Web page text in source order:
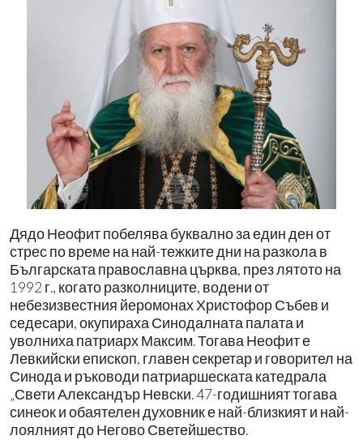
Дядо Неофит побелява буквално за един ден от
стрес по време на най-тежките дни на разкола в
Българската православна църква, през лятото на
1992 г., когато разколниците, водени от
небезизвестния йеромонах Христофор Събев и
седесари, окупираха Синодалната палата и
уволниха патриарх Максим. Тогава Неофит е
Левкийски епископ, главен секретар и говорител на
Синода и ръководи патриаршеската катедрала
„Свети Александър Невски. 47-годишният тогава
синеок и обаятелен духовник е най-близкият и най-
лоялният до Негово Светейшество.